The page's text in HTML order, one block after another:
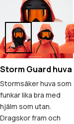
Storm Guard huva
Stormsäker huva som
funkar lika bra med
hjälm som utan.
Dragskor fram och